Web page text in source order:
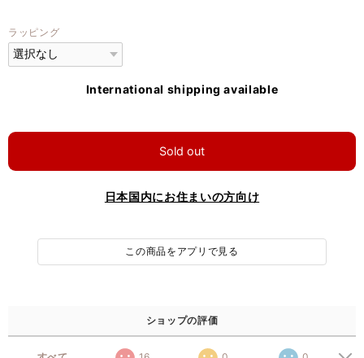
ラッピング
International shipping available
Sold out
日本国内にお住まいの方向け
この商品をアプリで見る
ショップの評価